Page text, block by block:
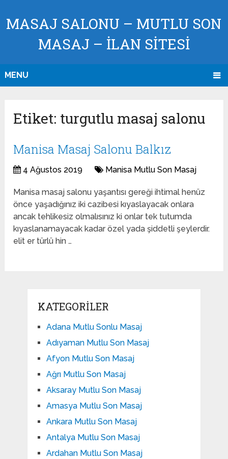
MASAJ SALONU – MUTLU SON
MASAJ – İLAN SİTESİ
MENU
Etiket: turgutlu masaj salonu
Manisa Masaj Salonu Balkız
4 Ağustos 2019 Manisa Mutlu Son Masaj
Manisa masaj salonu yaşantısı gereği ihtimal henüz
önce yaşadığınız iki cazibesi kıyaslayacak onlara
ancak tehlikesiz olmalısınız ki onlar tek tutumda
kıyaslanamayacak kadar özel yada şiddetli şeylerdir.
elit er türlü hin …
KATEGORILER
Adana Mutlu Sonlu Masaj
Adıyaman Mutlu Son Masaj
Afyon Mutlu Son Masaj
Ağrı Mutlu Son Masaj
Aksaray Mutlu Son Masaj
Amasya Mutlu Son Masaj
Ankara Mutlu Son Masaj
Antalya Mutlu Son Masaj
Ardahan Mutlu Son Masaj